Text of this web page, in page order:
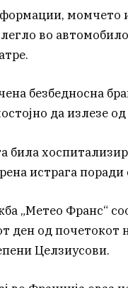
момчето
во
безбедносна
да излезе
била
истрага
„Метео Франс“
ден од
Целзиусови.